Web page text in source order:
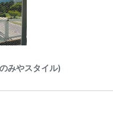
みやスタイル)